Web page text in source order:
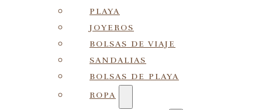
PLAYA
JOYEROS
BOLSAS DE VIAJE
SANDALIAS
BOLSAS DE PLAYA
ROPA